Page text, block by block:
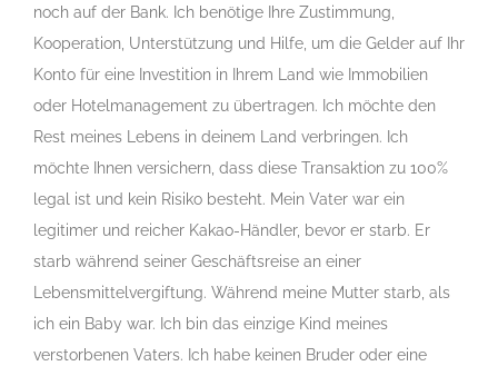
noch auf der Bank. Ich benötige Ihre Zustimmung,
Kooperation, Unterstützung und Hilfe, um die Gelder auf Ihr
Konto für eine Investition in Ihrem Land wie Immobilien
oder Hotelmanagement zu übertragen. Ich möchte den
Rest meines Lebens in deinem Land verbringen. Ich
möchte Ihnen versichern, dass diese Transaktion zu 100%
legal ist und kein Risiko besteht. Mein Vater war ein
legitimer und reicher Kakao-Händler, bevor er starb. Er
starb während seiner Geschäftsreise an einer
Lebensmittelvergiftung. Während meine Mutter starb, als
ich ein Baby war. Ich bin das einzige Kind meines
verstorbenen Vaters. Ich habe keinen Bruder oder eine